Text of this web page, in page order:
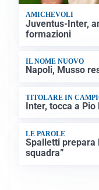
AMICHEVOLI
Juventus-Inter,
formazioni
IL NOME NUOVO
Napoli, Musso
TITOLARE IN
Inter, tocca a
LE PAROLE
Spalletti prepara
squadra”